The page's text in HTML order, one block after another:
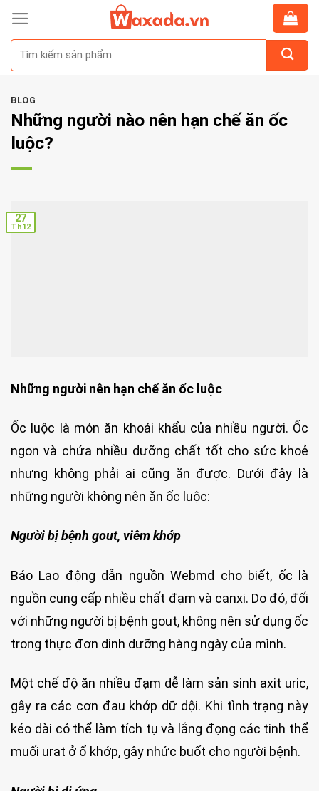
Skip
content
BLOG
Những người nào nên hạn chế ăn ốc
luộc?
27
Th12
Những người nên hạn chế ăn ốc luộc
Ốc luộc là món ăn khoái khẩu của nhiều người. Ốc
ngon và chứa nhiều dưỡng chất tốt cho sức khoẻ
nhưng không phải ai cũng ăn được. Dưới đây là
những người không nên ăn ốc luộc:
Người bị bệnh gout, viêm khớp
Báo Lao động dẫn nguồn Webmd cho biết, ốc là
nguồn cung cấp nhiều chất đạm và canxi. Do đó, đối
với những người bị bệnh gout, không nên sử dụng ốc
trong thực đơn dinh dưỡng hàng ngày của mình.
Một chế độ ăn nhiều đạm dễ làm sản sinh axit uric,
gây ra các cơn đau khớp dữ dội. Khi tình trạng này
kéo dài có thể làm tích tụ và lắng đọng các tinh thể
muối urat ở ổ khớp, gây nhức buốt cho người bệnh.